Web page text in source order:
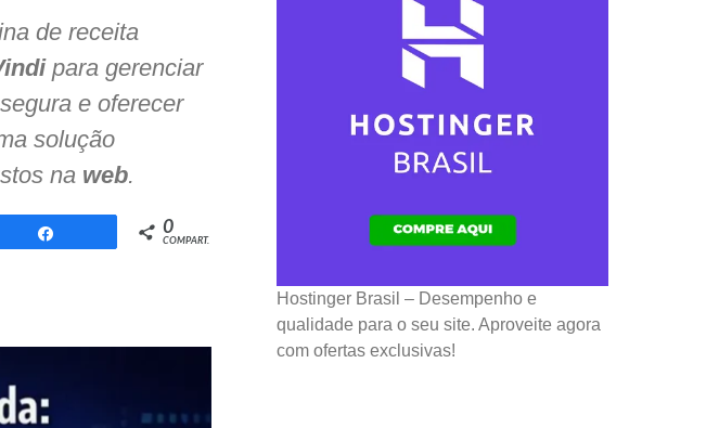
de receita
para gerenciar
e oferecer
solução
na web.
Compartilhar 0
COMPART.
Hostinger Brasil – Desempenho e
qualidade para o seu site. Aproveite agora
com ofertas exclusivas!